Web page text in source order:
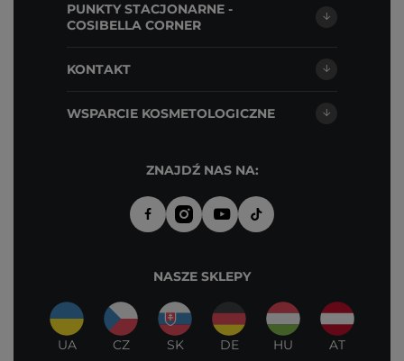
PUNKTY STACJONARNE -
COSIBELLA CORNER
KONTAKT
WSPARCIE KOSMETOLOGICZNE
ZNAJDŹ NAS NA:
NASZE SKLEPY
UA CZ SK DE HU AT